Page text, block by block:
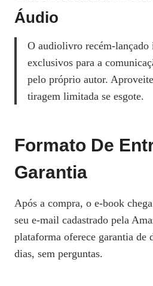
Áudio
O audiolivro
exclusivos para a
pelo próprio autor.
tiragem limitada se esgote.
Formato De
Garantia
Após a compra, o e‑book
seu e‑mail cadastrado pela
plataforma oferece garantia de
dias, sem perguntas.